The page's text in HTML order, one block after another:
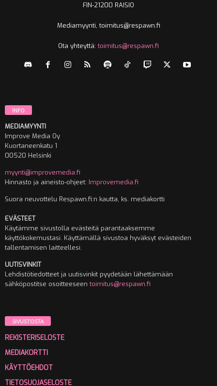
FIN-21200 RAISIO
Mediamyynti, toimitus@respawn.fi
Ota yhteyttä:toimitus@respawn.fi
INFO
MEDIAMYYNTI
Improve Media Oy
Kuortaneenkatu 1
00520 Helsinki
myynti@improvemedia.fi
Hinnasto ja aineisto-ohjeet: Improvemedia.fi
Suora neuvottelu Respawn.fi:n kautta, ks. mediakortti
EVÄSTEET
Käytämme sivustolla evästeitä parantaaksemme
käyttökokemustasi. Käyttämällä sivustoa hyväksyt evästeiden
tallentamisen laitteellesi.
UUTISVINKIT
Lehdistötiedotteet ja uutisvinkit pyydetään lähettämään
sähköpostitse osoitteeseentoimitus@respawn.fi
SIVUSTOSTA
REKISTERISELOSTE
MEDIAKORTTI
KÄYTTÖEHDOT
TIETOSUOJASELOSTE